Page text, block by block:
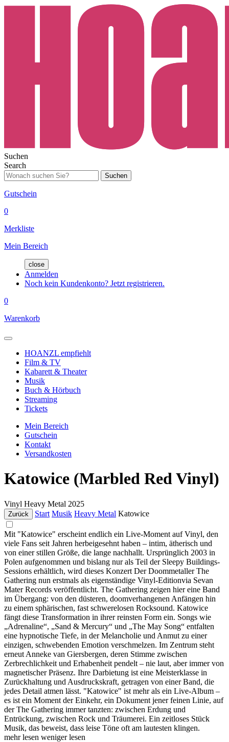
Suchen
Search
Suchen
Gutschein
0
Merkliste
Mein Bereich
close
Anmelden
Noch kein Kundenkonto? Jetzt registrieren.
0
Warenkorb
HOANZL empfiehlt
Film & TV
Kabarett & Theater
Musik
Buch & Hörbuch
Streaming
Tickets
Mein Bereich
Gutschein
Kontakt
Versandkosten
Katowice (Marbled Red Vinyl)
Vinyl Heavy Metal 2025
Zurück Start Musik Heavy Metal Katowice
Mit "Katowice" erscheint endlich ein Live-Moment auf Vinyl, den
viele Fans seit Jahren herbeigesehnt haben – intim, ätherisch und
von einer stillen Größe, die lange nachhallt. Ursprünglich 2003 in
Polen aufgenommen und bislang nur als Teil der Sleepy Buildings-
Sessions erhältlich, wird dieses Konzert Der Doommetaller The
Gathering nun erstmals als eigenständige Vinyl-Editionvia Sevan
Mater Records veröffentlicht. The Gathering zeigen hier eine Band
im Übergang: von den düsteren, doomverhangenen Anfängen hin
zu einem sphärischen, fast schwerelosen Rocksound. Katowice
fängt diese Transformation in ihrer reinsten Form ein. Songs wie
„Adrenaline“, „Sand & Mercury“ und „The May Song“ entfalten
eine hypnotische Tiefe, in der Melancholie und Anmut zu einer
einzigen, schwebenden Emotion verschmelzen. Im Zentrum steht
erneut Anneke van Giersbergen, deren Stimme zwischen
Zerbrechlichkeit und Erhabenheit pendelt – nie laut, aber immer von
magnetischer Präsenz. Ihre Darbietung ist eine Meisterklasse in
Zurückhaltung und Ausdruckskraft, getragen von einer Band, die
jedes Detail atmen lässt. "Katowice" ist mehr als ein Live-Album –
es ist ein Moment der Einkehr, ein Dokument jener feinen Linie, auf
der The Gathering immer tanzten: zwischen Erdung und
Entrückung, zwischen Rock und Träumerei. Ein zeitloses Stück
Musik, das beweist, dass leise Töne oft am lautesten klingen.
mehr lesen weniger lesen